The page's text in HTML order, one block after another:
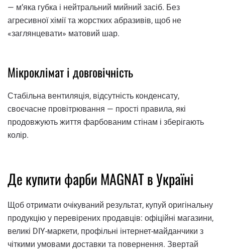
— м’яка губка і нейтральний мийний засіб. Без
агресивної хімії та жорстких абразивів, щоб не
«заглянцевати» матовий шар.
Мікроклімат і довговічність
Стабільна вентиляція, відсутність конденсату,
своєчасне провітрювання — прості правила, які
продовжують життя фарбованим стінам і зберігають
колір.
Де купити фарби MAGNAT в Україні
Щоб отримати очікуваний результат, купуй оригінальну
продукцію у перевірених продавців: офіційні магазини,
великі DIY-маркети, профільні інтернет-майданчики з
чіткими умовами доставки та повернення. Звертай